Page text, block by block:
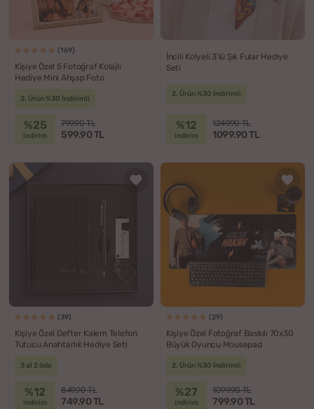
(169)
Kişiye Özel 5 Fotoğraf Kolajlı
Hediye Mini Ahşap Foto
2. Ürün %30 İndirimli
%25
indirim
799.90 TL
599.90 TL
İncili Kolyeli 3’lü Şık Fular Hediye
Seti
2. Ürün %30 İndirimli
%12
indirim
1249.90 TL
1099.90 TL
(39)
Kişiye Özel Defter Kalem Telefon
Tutucu Anahtarlık Hediye Seti
3 al 2 öde
%12
indirim
849.90 TL
749.90 TL
(29)
Kişiye Özel Fotoğraf Baskılı 70x30
Büyük Oyuncu Mousepad
2. Ürün %30 İndirimli
%27
indirim
1099.90 TL
799.90 TL